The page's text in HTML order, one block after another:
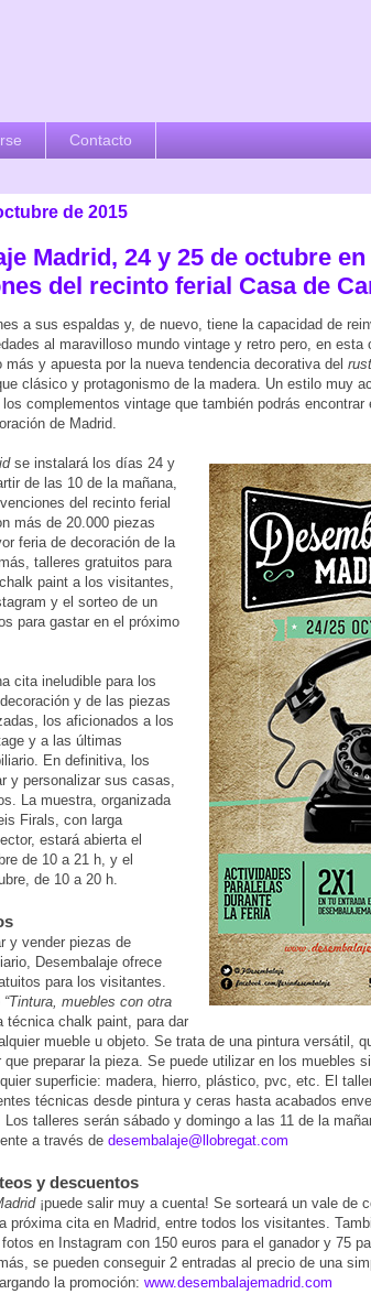
Contacto
de 2015
Madrid, 24 y 25 de octubre
del recinto ferial Casa de
a sus espaldas y, de nuevo, tiene la capacidad de
al maravilloso mundo vintage y retro pero, en esta
más y apuesta por la nueva tendencia decorativa del
clásico y protagonismo de la madera. Un estilo muy
complementos vintage que también podrás encontrar
de Madrid.
se instalará los días 24 y
de las 10 de la mañana,
del recinto ferial
más de 20.000 piezas
feria de decoración de la
talleres gratuitos para
paint a los visitantes,
y el sorteo de un
para gastar en el próximo
cita ineludible para los
y de las piezas
los aficionados a los
y a las últimas
En definitiva, los
y personalizar sus casas,
La muestra, organizada
Firals, con larga
estará abierta el
de 10 a 21 h, y el
de 10 a 20 h.
y vender piezas de
Desembalaje ofrece
para los visitantes.
“Tintura, muebles con otra
técnica chalk paint, para dar
mueble u objeto. Se trata de una pintura versátil,
que preparar la pieza. Se puede utilizar en los muebles
superficie: madera, hierro, plástico, pvc, etc. El
técnicas desde pintura y ceras hasta acabados
Los talleres serán sábado y domingo a las 11 de la
a través de desembalaje@llobregat.com
y descuentos
¡puede salir muy a cuenta! Se sorteará un vale de
próxima cita en Madrid, entre todos los visitantes.
en Instagram con 150 euros para el ganador y 75
se pueden conseguir 2 entradas al precio de una
la promoción: www.desembalajemadrid.com